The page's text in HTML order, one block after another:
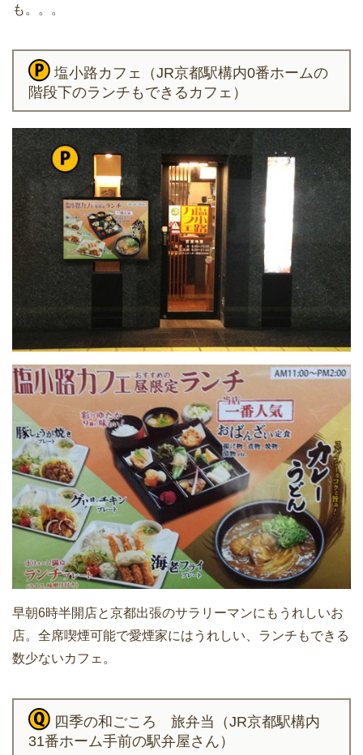
も。。。
塩小路カフェ（JR京都駅構内0番ホームの
階段下のランチもできるカフェ）
早朝6時半開店と京都出張のサラリーマンにもうれしいお
店。全席喫煙可能で愛煙家にはうれしい、ランチもできる
数少ないカフェ。
四季の和ごころ 旅弁当（JR京都駅構内
31番ホーム手前の駅弁屋さん）